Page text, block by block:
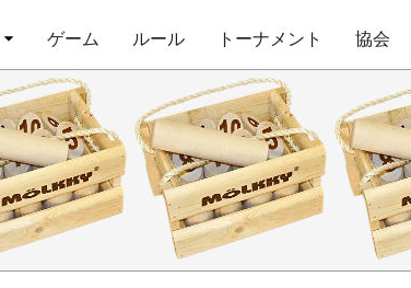
ゲーム ルール トーナメント 協会